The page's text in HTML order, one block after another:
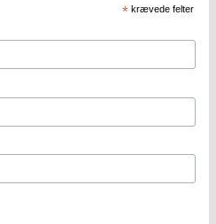
* krævede felter